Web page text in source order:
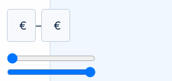
€ – €